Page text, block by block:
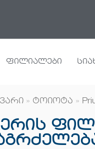
ფილიალები
» ტოიოტა »